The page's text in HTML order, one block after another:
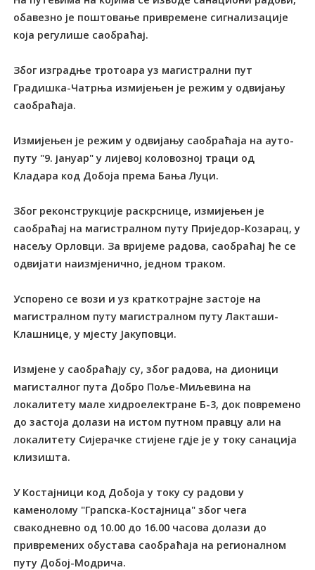
обавезно је поштовање привремене сигнализације
која регулише саобраћај.
Због изградње тротоара уз магистрални пут
Градишка-Чатрња измијењен је режим у одвијању
саобраћаја.
Измијењен је режим у одвијању саобраћаја на ауто-
путу "9. јануар" у лијевој коловозној траци од
Кладара код Добоја према Бања Луци.
Због реконструкције раскрснице, измијењен је
саобраћај на магистралном путу Приједор-Козарац, у
насељу Орловци. За вријеме радова, саобраћај ће се
одвијати наизмјенично, једном траком.
Успорено се вози и уз краткотрајне застоје на
магистралном путу магистралном путу Лакташи-
Клашнице, у мјесту Јакуповци.
Измјене у саобраћају су, због радова, на дионици
магисталног пута Добро Поље-Миљевина на
локалитету мале хидроелектране Б-3, док повремено
до застоја долази на истом путном правцу али на
локалитету Сијерачке стијене гдје је у току санација
клизишта.
У Костајници код Добоја у току су радови у
каменолому "Грапска-Костајница" због чега
свакодневно од 10.00 до 16.00 часова долази до
привремених обустава саобраћаја на регионалном
путу Добој-Модрича.